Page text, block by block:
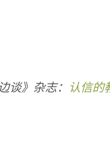
谈》杂志： 认信的